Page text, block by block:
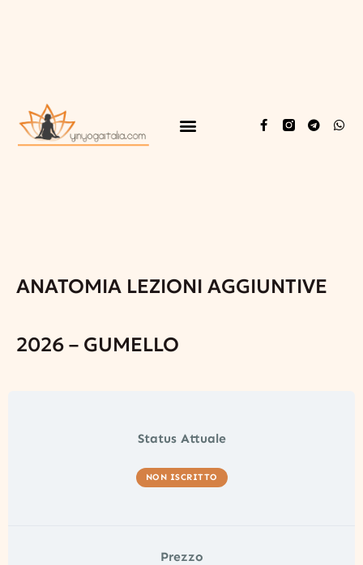
ANATOMIA LEZIONI AGGIUNTIVE
2026 – GUMELLO
Status Attuale
NON ISCRITTO
Prezzo